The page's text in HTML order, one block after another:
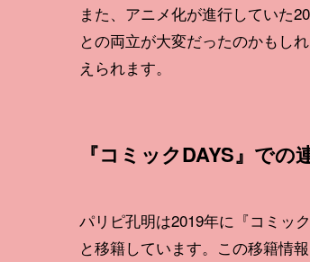
また、アニメ化が進行していた
との両立が大変だったのかもし
えられます。
『コミックDAYS』での
パリピ孔明は2019年に『コミッ
と移籍しています。この移籍情